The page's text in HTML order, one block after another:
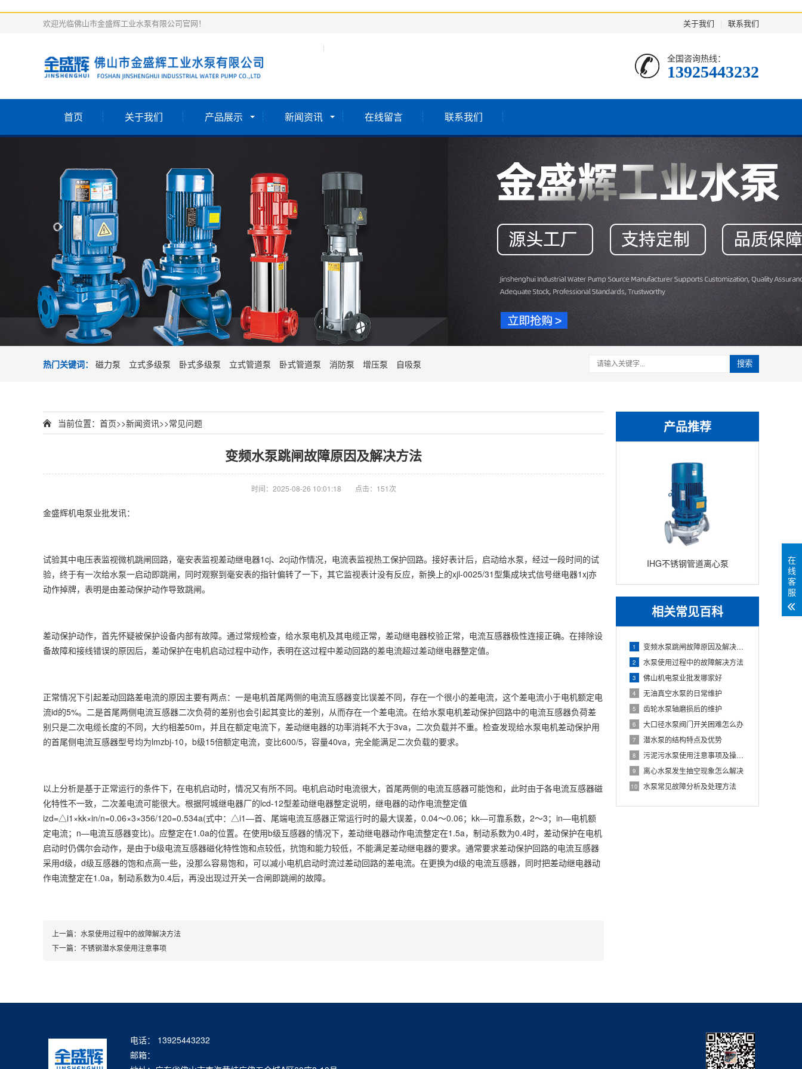
关于我们 联系我们
欢迎光临佛山市金盛辉工业水泵有限公司官网！
全国咨询热线：
13925443232
首页 关于我们 产品展示 新闻资讯 在线留言 联系我们
热门关键词： 磁力泵 立式多级泵 卧式多级泵 立式管道泵 卧式管道泵 消防泵 增压泵 自吸泵 搜索
产品推荐
IHG不锈钢管道离心泵
相关常见百科
1 变频水泵跳闸故障原因及解决方法
2 水泵使用过程中的故障解决方法
3 佛山机电泵业批发哪家好
4 无油真空水泵的日常维护
5 齿轮水泵轴磨损后的维护
6 大口径水泵阀门开关困难怎么办
7 潜水泵的结构特点及优势
8 污泥污水泵使用注意事项及操作规程
9 离心水泵发生抽空现象怎么解决
10 水泵常见故障分析及处理方法
当前位置： 首页>>新闻资讯>>常见问题
变频水泵跳闸故障原因及解决方法
时间：2025-08-26 10:01:18 点击：151次
金盛辉机电泵业批发讯：
试验其中电压表监视微机跳闸回路，毫安表监视差动继电器1cj、2cj动作情况，电流表监视热工保护回路。接好表计后，启动给水泵，经过一段时间的试
验，终于有一次给水泵一启动即跳闸，同时观察到毫安表的指针偏转了一下，其它监视表计没有反应，新换上的xjl-0025/31型集成块式信号继电器1xj亦
动作掉牌，表明是由差动保护动作导致跳闸。
差动保护动作，首先怀疑被保护设备内部有故障。通过常规检查，给水泵电机及其电缆正常，差动继电器校验正常，电流互感器极性连接正确。在排除设
备故障和接线错误的原因后，差动保护在电机启动过程中动作，表明在这过程中差动回路的差电流超过差动继电器整定值。
正常情况下引起差动回路差电流的原因主要有两点：一是电机首尾两侧的电流互感器变比误差不同，存在一个很小的差电流，这个差电流小于电机额定电
流id的5%。二是首尾两侧电流互感器二次负荷的差别也会引起其变比的差别，从而存在一个差电流。在给水泵电机差动保护回路中的电流互感器负荷差
别只是二次电缆长度的不同，大约相差50m，并且在额定电流下，差动继电器的功率消耗不大于3va，二次负载并不重。检查发现给水泵电机差动保护用
的首尾侧电流互感器型号均为lmzbj-10，b级15倍额定电流，变比600/5，容量40va，完全能满足二次负载的要求。
以上分析是基于正常运行的条件下，在电机启动时，情况又有所不同。电机启动时电流很大，首尾两侧的电流互感器可能饱和，此时由于各电流互感器磁
化特性不一致，二次差电流可能很大。根据阿城继电器厂的lcd-12型差动继电器整定说明，继电器的动作电流整定值
izd=△i1×kk×in/n=0.06×3×356/120=0.534a(式中：△i1―首、尾端电流互感器正常运行时的最大误差，0.04～0.06；kk―可靠系数，2～3；in―电机额
定电流；n―电流互感器变比)。应整定在1.0a的位置。在使用b级互感器的情况下，差动继电器动作电流整定在1.5a，制动系数为0.4时，差动保护在电机
启动时仍偶尔会动作，是由于b级电流互感器磁化特性饱和点较低，抗饱和能力较低，不能满足差动继电器的要求。通常要求差动保护回路的电流互感器
采用d级，d级互感器的饱和点高一些，没那么容易饱和，可以减小电机启动时流过差动回路的差电流。在更换为d级的电流互感器，同时把差动继电器动
作电流整定在1.0a，制动系数为0.4后，再没出现过开关一合闸即跳闸的故障。
上一篇： 水泵使用过程中的故障解决方法
下一篇： 不锈钢潜水泵使用注意事项
电话： 13925443232
邮箱：
在
线
客
服